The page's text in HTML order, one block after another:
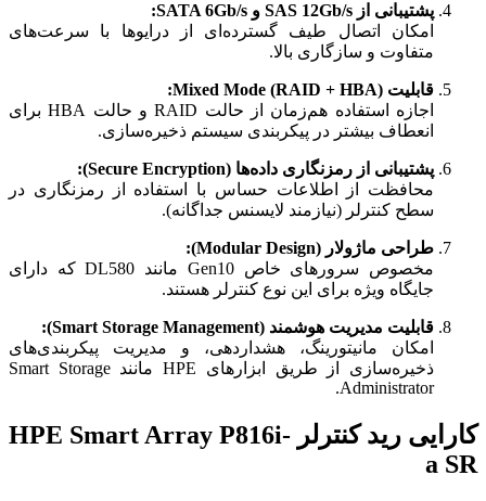
پشتیبانی از SAS 12Gb/s و SATA 6Gb/s:
امکان اتصال طیف گسترده‌ای از درایوها با سرعت‌های
متفاوت و سازگاری بالا.
قابلیت Mixed Mode (RAID + HBA):
اجازه استفاده هم‌زمان از حالت RAID و حالت HBA برای
انعطاف بیشتر در پیکربندی سیستم ذخیره‌سازی.
پشتیبانی از رمزنگاری داده‌ها (Secure Encryption):
محافظت از اطلاعات حساس با استفاده از رمزنگاری در
سطح کنترلر (نیازمند لایسنس جداگانه).
طراحی ماژولار (Modular Design):
مخصوص سرورهای خاص Gen10 مانند DL580 که دارای
جایگاه ویژه برای این نوع کنترلر هستند.
قابلیت مدیریت هوشمند (Smart Storage Management):
امکان مانیتورینگ، هشداردهی، و مدیریت پیکربندی‌های
ذخیره‌سازی از طریق ابزارهای HPE مانند Smart Storage
Administrator.
کارایی رید کنترلر HPE Smart Array P816i-
a SR